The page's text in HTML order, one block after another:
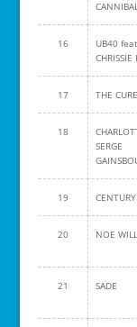
16
UB40
CHRISSIE
17 THE CURE
18
SERGE
19 CENTURY
20 NOE
21 SADE